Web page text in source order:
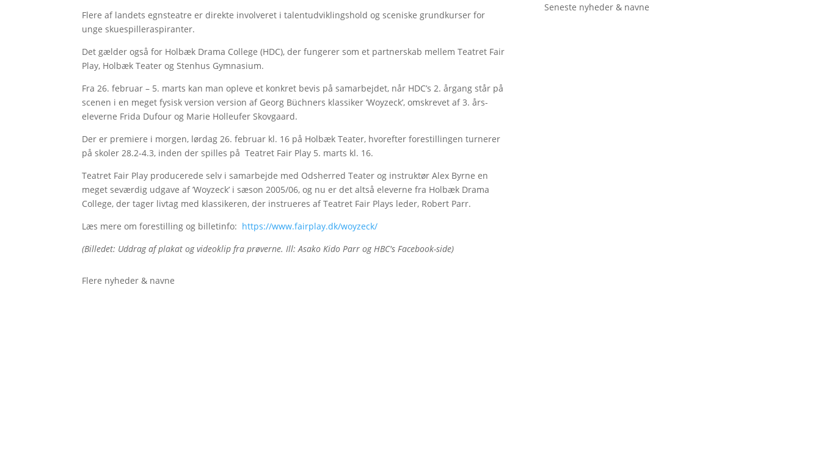
Flere af landets egnsteatre er direkte involveret i talentudviklingshold og sceniske grundkurser for
unge skuespilleraspiranter.
Det gælder også for Holbæk Drama College (HDC), der fungerer som et partnerskab mellem Teatret Fair
Play, Holbæk Teater og Stenhus Gymnasium.
Fra 26. februar – 5. marts kan man opleve et konkret bevis på samarbejdet, når HDC’s 2. årgang står på
scenen i en meget fysisk version version af Georg Büchners klassiker ’Woyzeck’, omskrevet af 3. års-
eleverne Frida Dufour og Marie Holleufer Skovgaard.
Der er premiere i morgen, lørdag 26. februar kl. 16 på Holbæk Teater, hvorefter forestillingen turnerer
på skoler 28.2-4.3, inden der spilles på Teatret Fair Play 5. marts kl. 16.
Teatret Fair Play producerede selv i samarbejde med Odsherred Teater og instruktør Alex Byrne en
meget seværdig udgave af ’Woyzeck’ i sæson 2005/06, og nu er det altså eleverne fra Holbæk Drama
College, der tager livtag med klassikeren, der instrueres af Teatret Fair Plays leder, Robert Parr.
Læs mere om forestilling og billetinfo: https://www.fairplay.dk/woyzeck/
(Billedet: Uddrag af plakat og videoklip fra prøverne. Ill: Asako Kido Parr og HBC's Facebook-side)
Flere nyheder & navne
Seneste nyheder & navne